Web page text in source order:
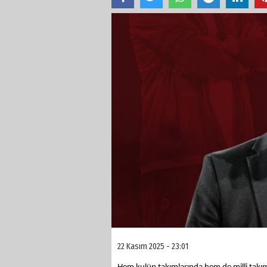
22 Kasım 2025 - 23:01